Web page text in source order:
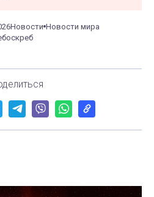
Новости Новости мира